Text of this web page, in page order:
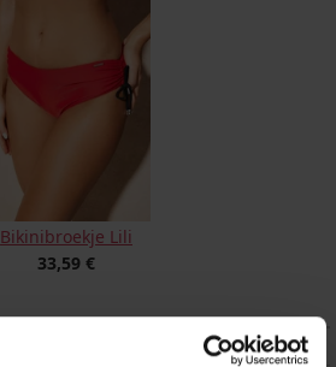
Bikinibroekje Lili
33,59 €